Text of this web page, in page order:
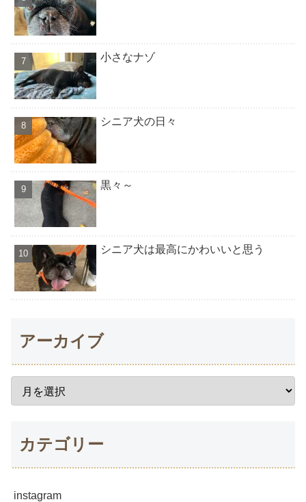
小さなナゾ
シニア犬の日々
黒々～
シニア犬は最高にかわいいと思う
アーカイブ
カテゴリー
instagram